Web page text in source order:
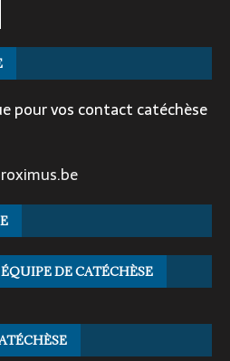
pour vos contact catéchèse
DE CATÉCHÈSE